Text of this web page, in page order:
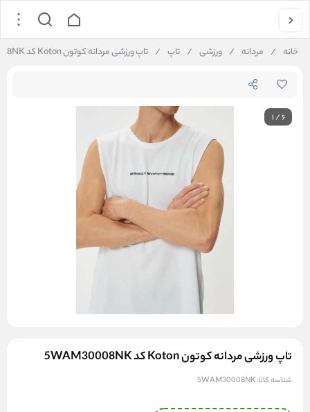
خانه / مردانه / ورزشی / تاپ / تاپ ورزشی مردانه کوتون Koton کد 5WAM30008NK
1/6
تاپ ورزشی مردانه کوتون Koton کد 5WAM30008NK
شناسه کالا:5WAM30008NK